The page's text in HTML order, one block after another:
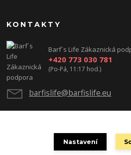
KONTAKTY
Barf´s Life Zákaznická
+420 773 030 781
(Po-Pá, 11:17 hod.)
barfislife@barfislife.eu
Nastavení